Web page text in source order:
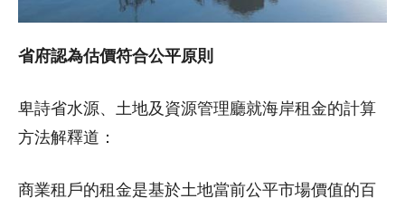
省府認為估價符合公平原則
卑詩省水源、土地及資源管理廳就海岸租金的計算
方法解釋道：
商業租戶的租金是基於土地當前公平市場價值的百